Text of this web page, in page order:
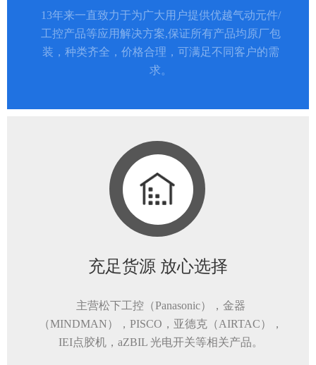
13年来一直致力于为广大用户提供优越气动元件/
工控产品等应用解决方案,保证所有产品均原厂包
装，种类齐全，价格合理，可满足不同客户的需
求。
充足货源 放心选择
主营松下工控（Panasonic），金器
（MINDMAN），PISCO，亚德克（AIRTAC），
IEI点胶机，aZBIL 光电开关等相关产品。